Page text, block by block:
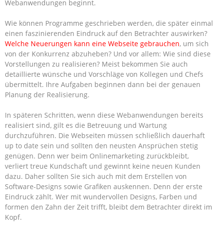
Webanwendungen beginnt.
Wie können Programme geschrieben werden, die später einmal
einen faszinierenden Eindruck auf den Betrachter auswirken?
Welche Neuerungen kann eine Webseite gebrauchen, um sich
von der Konkurrenz abzuheben? Und vor allem: Wie sind diese
Vorstellungen zu realisieren? Meist bekommen Sie auch
detaillierte wünsche und Vorschläge von Kollegen und Chefs
übermittelt. Ihre Aufgaben beginnen dann bei der genauen
Planung der Realisierung.
In späteren Schritten, wenn diese Webanwendungen bereits
realisiert sind, gilt es die Betreuung und Wartung
durchzuführen. Die Webseiten müssen schließlich dauerhaft
up to date sein und sollten den neusten Ansprüchen stetig
genügen. Denn wer beim Onlinemarketing zurückbleibt,
verliert treue Kundschaft und gewinnt keine neuen Kunden
dazu. Daher sollten Sie sich auch mit dem Erstellen von
Software-Designs sowie Grafiken auskennen. Denn der erste
Eindruck zählt. Wer mit wundervollen Designs, Farben und
formen den Zahn der Zeit trifft, bleibt dem Betrachter direkt im
Kopf.